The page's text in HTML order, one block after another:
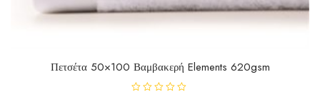
Πετσέτα 50×100 Βαμβακερή Elements 620gsm